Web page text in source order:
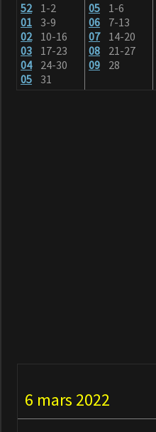
521-2
01 3-9
0210-16
03 17-23
0424-30
05 31
05 1-6
06 7-13
0714-20
08 21-27
09 28
6 mars 2022